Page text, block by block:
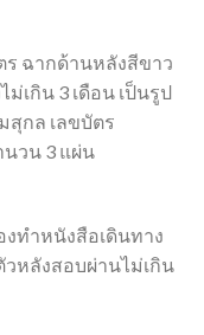
ร ฉากด้านหลังสีขาว
เกิน 3 เดือน เป็นรูป
สุกล เลขบัตร
วน 3 แผ่น
งทำหนังสือเดินทาง
หลังสอบผ่านไม่เกิน